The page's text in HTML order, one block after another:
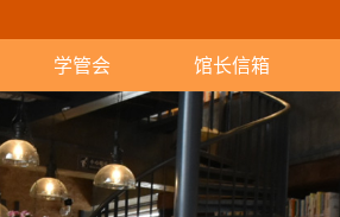
学管会 馆长信箱